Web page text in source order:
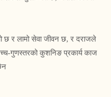
छ र लामो सेवा जीवन छ, र दराजले
गुणस्तरको कुशनिङ प्रकार्य काज